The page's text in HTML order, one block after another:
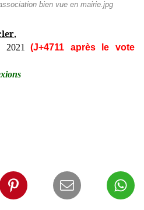
bien vue en mairie.jpg
,
2021
(J+4711 après le vote